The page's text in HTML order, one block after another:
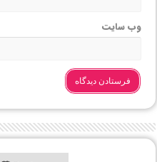
وب‌ سایت